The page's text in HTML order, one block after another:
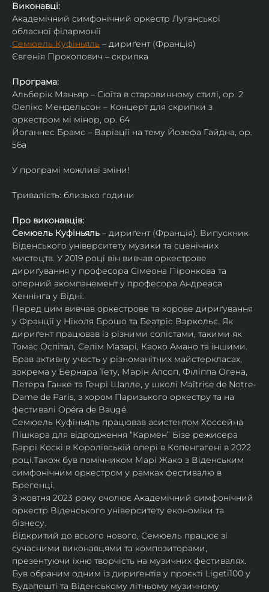
Виконавці:
Академічний симфонічний оркестр Луганської
обласної філармонії
Семюель Куфіньяль – дириґент (Франція)
Євгенія Прокопович – скрипка
Програма:
Альберік Маньяр – Сюїта в старовинному стилі, ор. 2
Фелікс Мендельсон – Концерт для скрипки з
оркестром мі мінор, ор. 64
Йоганнес Брамс – Варіації на тему Йозефа Гайдна, ор.
56a
У програмі можливі зміни!
Тривалість: близько години
Про виконавців:
Семюель Куфіньяль – дириґент (Франція). Випускник
Віденського університету музики та сценічних
мистецтв. У 2019 році він вивчав оркестрове
дириґування у професора Сімеона Піронкова та
оперний акомпанемент у професора Андреаса
Хеннінга у Відні.
Перед цим вивчав оркестрове та хорове дириґування
у Франції у Ніколя Брошо та Беатріс Варкольє. Як
дириґент працював із різними солістами, такими як
Томас Оспітал, Селім Мазарі, Каоко Амано та іншими.
Брав активну участь у різноманітних майстеркласах,
зокрема у Бернара Тету, Марін Алсоп, Філіппа Огена,
Петера Ганке та Генрі Шалле, у школі Maîtrise de Notre-
Dame de Paris, з хором Паризького оркестру та на
фестивалі Opéra de Baugé.
Семюель Куфіньяль працював асистентом Хоссейна
Пішкара для відродження “Кармен” Бізе режисера
Баррі Коскі в Королівській опері в Копенгагені в 2022
році.Також був помічником Марі Жако з Віденським
симфонічним оркестром у рамках фестивалю в
Брегенці.
З жовтня 2023 року очолює Академічний симфонічний
оркестр Віденського університету економіки та
бізнесу.
Відкритий до всього нового, Семюель працює зі
сучасними виконавцями та композиторами,
презентуючи їхню творчість на музичних фестивалях.
Був обраним одним із дириґентів у проєкті Ligeti100 у
Будапешті та Віденському літньому музичному